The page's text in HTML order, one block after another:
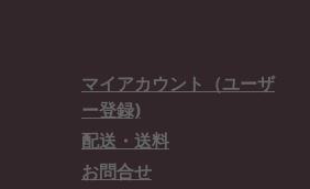
マイアカウント（ユーザ
ー登録)
配送・送料
お問合せ